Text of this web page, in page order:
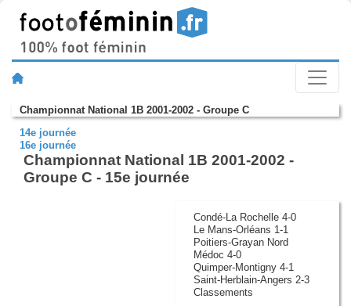
Championnat National 1B 2001-2002 - Groupe C
14e journée
16e journée
Championnat National 1B 2001-2002 -
Groupe C - 15e journée
Condé-La Rochelle 4-0
Le Mans-Orléans 1-1
Poitiers-Grayan Nord
Médoc 4-0
Quimper-Montigny 4-1
Saint-Herblain-Angers 2-3
Classements